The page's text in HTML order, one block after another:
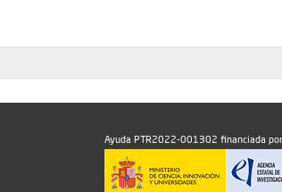
Ayuda PTR2022-001302 financiada